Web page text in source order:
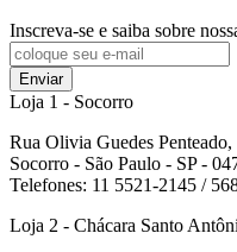
Inscreva-se e saiba sobre
Enviar
Loja 1 - Socorro
Rua Olivia Guedes Penteado,
Socorro - São Paulo - SP -
Telefones: 11 5521-2145 /
Loja 2 - Chácara Santo